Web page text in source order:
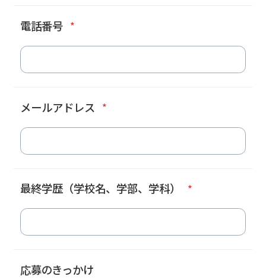
電話番号 *
メールアドレス *
最終学歴（学校名、学部、学科） *
応募のきっかけ